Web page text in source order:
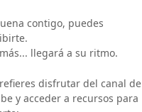
contigo, puedes
llegará a su ritmo.
disfrutar del canal de
y acceder a recursos para